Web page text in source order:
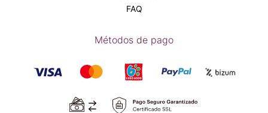
FAQ
Métodos de pago